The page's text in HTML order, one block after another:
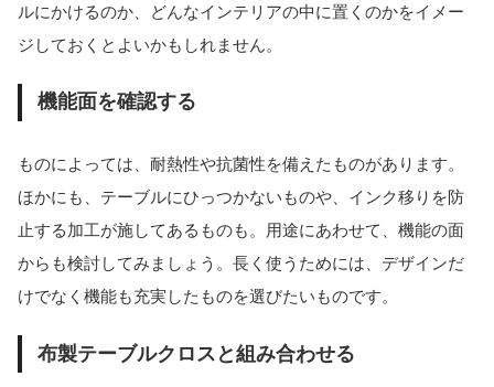
ルにかけるのか、どんなインテリアの中に置くのかをイメー
ジしておくとよいかもしれません。
機能面を確認する
ものによっては、耐熱性や抗菌性を備えたものがあります。
ほかにも、テーブルにひっつかないものや、インク移りを防
止する加工が施してあるものも。用途にあわせて、機能の面
からも検討してみましょう。長く使うためには、デザインだ
けでなく機能も充実したものを選びたいものです。
布製テーブルクロスと組み合わせる